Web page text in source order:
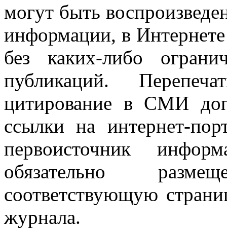
могут быть
информации, в
без каких-либо
публикаций.
цитирование в СМИ
ссылки на интернет-
первоисточник
обязательно
соответствующую
журнала.